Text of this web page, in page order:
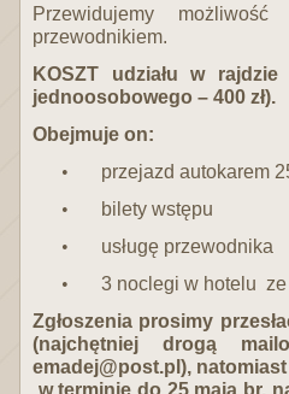
Przewidujemy
przewodnikiem.
KOSZT udziału w
jednoosobowego – 400 zł).
Obejmuje on:
• przejazd autokarem
• bilety wstępu
• usługę przewodnika
• 3 noclegi w hotelu
Zgłoszenia prosimy
(najchętniej drogą
emadej@post.pl), natomiast
w terminie do 25 maja br.